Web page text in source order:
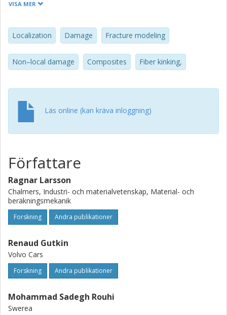
speed. In this framework, two damage evolution models
are considered; one non–local model including the
gradient damage effect and a local one, without the
gradient enhancement. The models are implemented in a
specimen. The models are computationally robust and can
predict the localized nature of fiber kinking. A thorough
sensitivity study is presented to show how the different
formulations influence the predicted responses.
VISA MER
Localization Damage Fracture modeling
Non–local damage Composites Fiber kinking,
Läs online (kan kräva inloggning)
Författare
Ragnar Larsson
Chalmers, Industri- och materialvetenskap, Material- och
beräkningsmekanik
Forskning Andra publikationer
Renaud Gutkin
Volvo Cars
Forskning Andra publikationer
Mohammad Sadegh Rouhi
Swerea